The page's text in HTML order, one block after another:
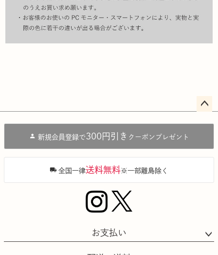
へ
新規会員登録で300円引き クーポンプレゼント
全国一律送料無料※一部離島除く
お支払い